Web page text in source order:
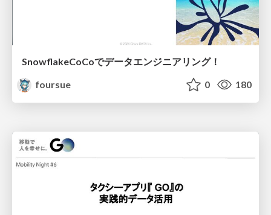
SnowflakeCoCoでデータエンジニアリング！
foursue
0 180